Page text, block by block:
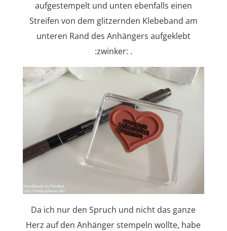
aufgestempelt und unten ebenfalls einen
Streifen von dem glitzernden Klebeband am
unteren Rand des Anhängers aufgeklebt
:zwinker: .
Da ich nur den Spruch und nicht das ganze
Herz auf den Anhänger stempeln wollte, habe